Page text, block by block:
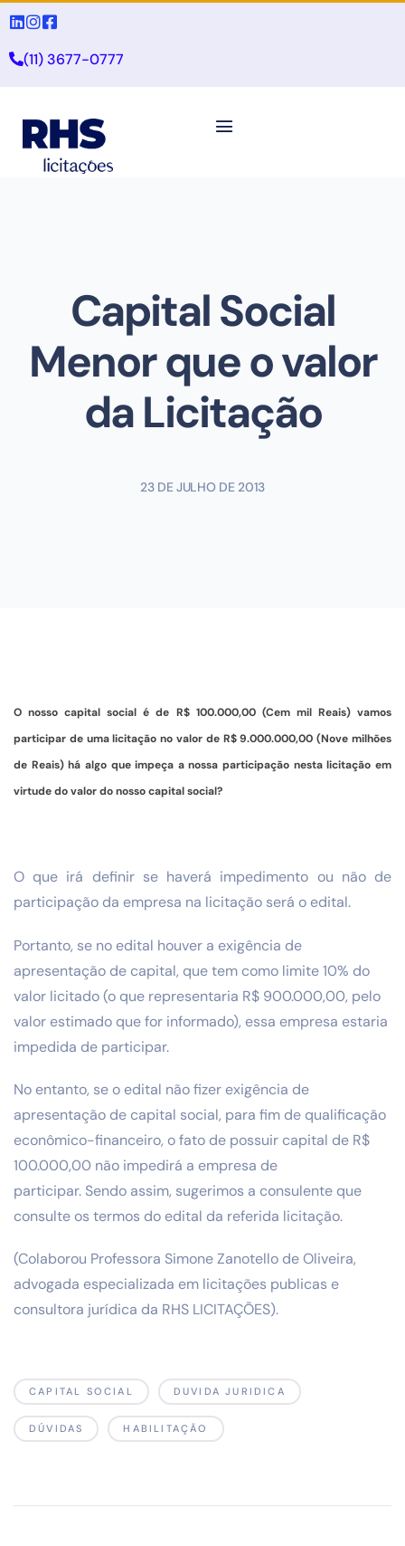
(11) 3677-0777
Capital Social
Menor que o valor
da Licitação
23 DE JULHO DE 2013
O nosso capital social é de R$ 100.000,00 (Cem mil Reais) vamos
participar de uma licitação no valor de R$ 9.000.000,00 (Nove milhões
de Reais) há algo que impeça a nossa participação nesta licitação em
virtude do valor do nosso capital social?
O que irá definir se haverá impedimento ou não de
participação da empresa na licitação será o edital.
Portanto, se no edital houver a exigência de
apresentação de capital, que tem como limite 10% do
valor licitado (o que representaria R$ 900.000,00, pelo
valor estimado que for informado), essa empresa estaria
impedida de participar.
No entanto, se o edital não fizer exigência de
apresentação de capital social, para fim de qualificação
econômico-financeiro, o fato de possuir capital de R$
100.000,00 não impedirá a empresa de
participar. Sendo assim, sugerimos a consulente que
consulte os termos do edital da referida licitação.
(Colaborou Professora Simone Zanotello de Oliveira,
advogada especializada em licitações publicas e
consultora jurídica da RHS LICITAÇÕES).
CAPITAL SOCIAL DUVIDA JURIDICA
DÚVIDAS HABILITAÇÃO